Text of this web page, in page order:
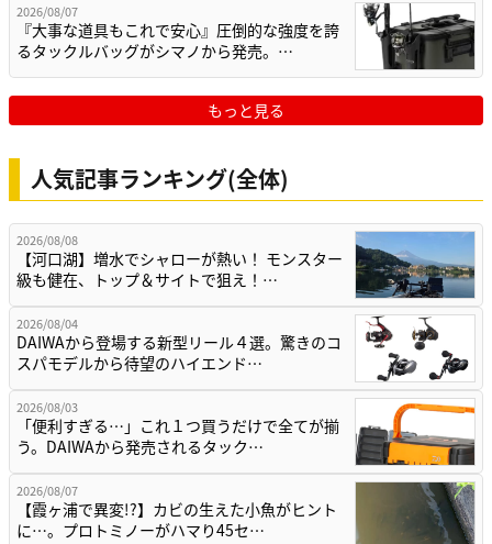
2026/08/07
『大事な道具もこれで安心』圧倒的な強度を誇
るタックルバッグがシマノから発売。…
もっと見る
人気記事ランキング(全体)
2026/08/08
【河口湖】増水でシャローが熱い！ モンスター
級も健在、トップ＆サイトで狙え！…
2026/08/04
DAIWAから登場する新型リール４選。驚きのコ
スパモデルから待望のハイエンド…
2026/08/03
「便利すぎる…」これ１つ買うだけで全てが揃
う。DAIWAから発売されるタック…
2026/08/07
【霞ヶ浦で異変!?】カビの生えた小魚がヒント
に…。プロトミノーがハマり45セ…